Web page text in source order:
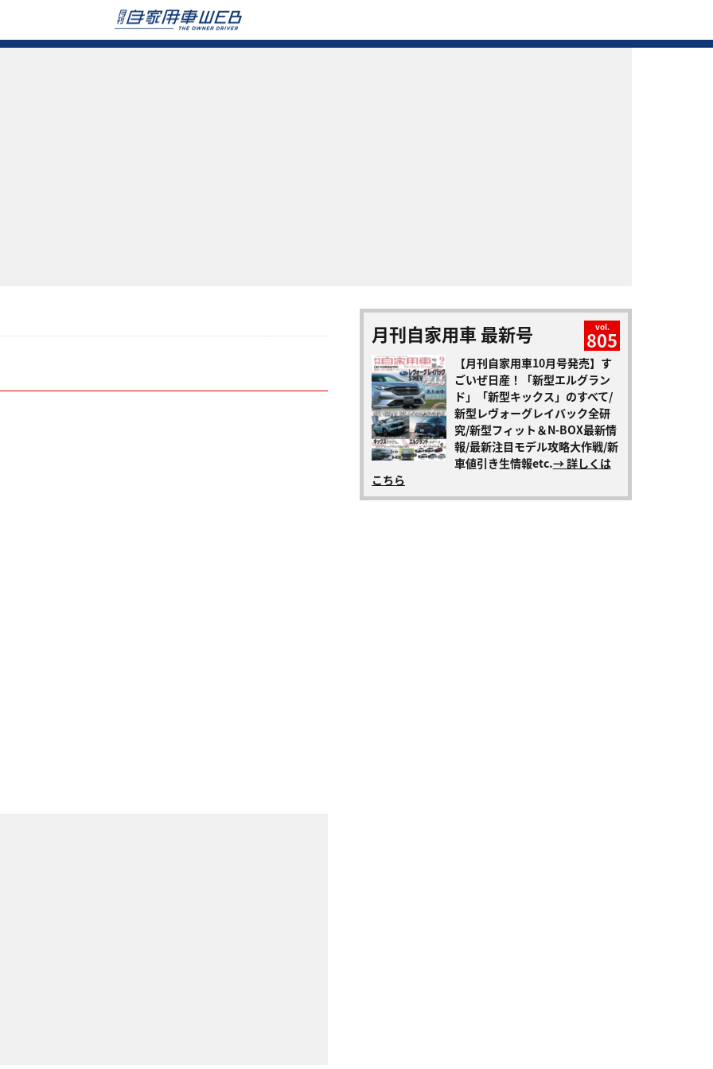
月刊自家用車 最新号 vol.
805
【月刊自家用車10月号発売】す
ごいぜ日産！「新型エルグラン
ド」「新型キックス」のすべて/
新型レヴォーグレイバック全研
究/新型フィット＆N-BOX最新情
報/最新注目モデル攻略大作戦/新
車値引き生情報etc.→ 詳しくは
こちら